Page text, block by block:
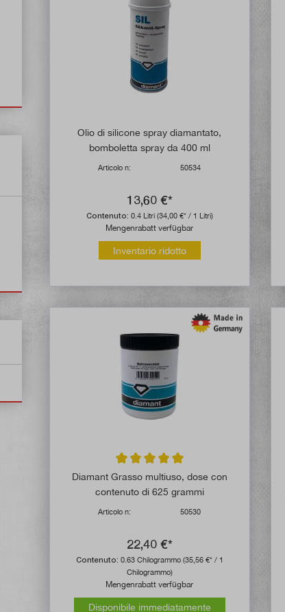
Olio di silicone spray diamantato,
bomboletta spray da 400 ml
Articolo n: 50534
13,60 €*
Contenuto: 0.4 Litri (34,00 €* / 1 Litri)
Mengenrabatt verfügbar
Inventario ridotto
Valutazione media di 5 su 5 stelle
Diamant Grasso multiuso, dose con
contenuto di 625 grammi
Articolo n: 50530
22,40 €*
Contenuto: 0.63 Chilogrammo (35,56 €* / 1
Chilogrammo)
Mengenrabatt verfügbar
Disponibile immediatamente